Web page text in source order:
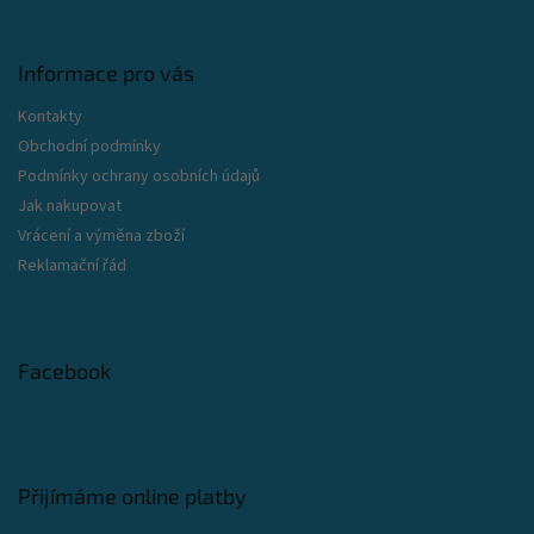
Informace pro vás
Kontakty
Obchodní podmínky
Podmínky ochrany osobních údajů
Jak nakupovat
Vrácení a výměna zboží
Reklamační řád
Facebook
Přijímáme online platby